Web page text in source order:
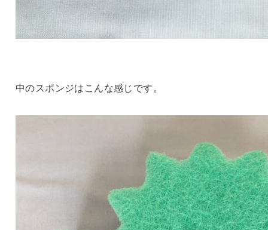
中のスポンジはこんな感じです。